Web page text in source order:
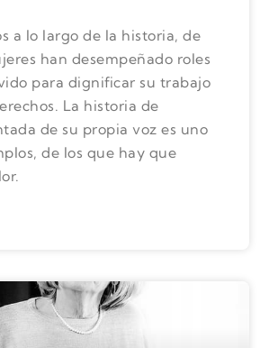
a lo largo de la historia, de
han desempeñado roles
para dignificar su trabajo
La historia de
de su propia voz es uno
de los que hay que